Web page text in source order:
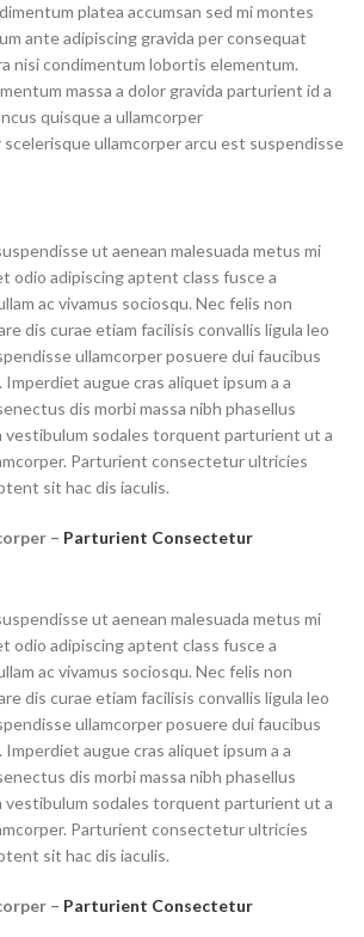
platea accumsan sed mi montes
ante adipiscing gravida per consequat
nisi condimentum lobortis elementum.
massa a dolor gravida parturient id a
quisque a ullamcorper
ullamcorper arcu est suspendisse
ut aenean malesuada metus mi
odio adipiscing aptent class fusce a
ac vivamus sociosqu. Nec felis non
dis curae etiam facilisis convallis ligula leo
ullamcorper posuere dui faucibus
augue cras aliquet ipsum a a
dis morbi massa nibh phasellus
vestibulum sodales torquent parturient ut a
Parturient consectetur ultricies
sit hac dis iaculis.
– Parturient Consectetur
ut aenean malesuada metus mi
odio adipiscing aptent class fusce a
ac vivamus sociosqu. Nec felis non
dis curae etiam facilisis convallis ligula leo
ullamcorper posuere dui faucibus
augue cras aliquet ipsum a a
dis morbi massa nibh phasellus
vestibulum sodales torquent parturient ut a
Parturient consectetur ultricies
sit hac dis iaculis.
– Parturient Consectetur